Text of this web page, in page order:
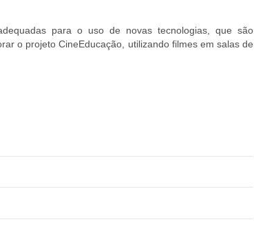
para o uso de novas tecnologias, que são
o projeto CineEducação, utilizando filmes em salas de